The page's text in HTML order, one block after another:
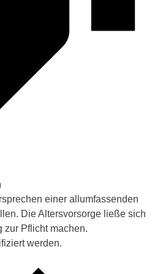
einer allumfassenden
Die Altersvorsorge ließe sich
zur Pflicht machen.
werden.